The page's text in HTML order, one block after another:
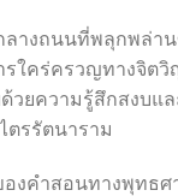
างถนนที่พลุกพล่าน
ใคร่ครวญทางจิต
วยความรู้สึกสงบ
ตรรัตนาราม
งคำสอนทางพุทธ